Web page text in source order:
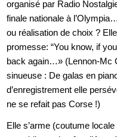
organisé par Radio
finale nationale à
ou réalisation de choix ?
promesse: “You know, if
back again…» (Lennon-Mc
sinueuse : De galas en
d’enregistrement elle
ne se refait pas Corse !)
Elle s’arme (coutume